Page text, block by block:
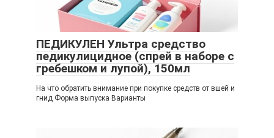
ПЕДИКУЛЕН Ультра средство
педикулицидное (спрей в наборе с
гребешком и лупой), 150мл
На что обратить внимание при покупке средств от вшей и
гнид Форма выпуска Варианты